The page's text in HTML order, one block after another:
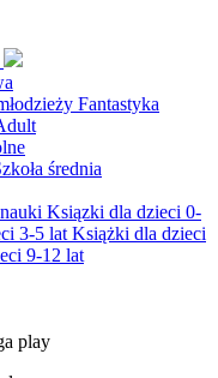
Fantastyka
średnia
Ksiązki dla dzieci 0-
3-5 lat Książki dla dzieci
9-12 lat